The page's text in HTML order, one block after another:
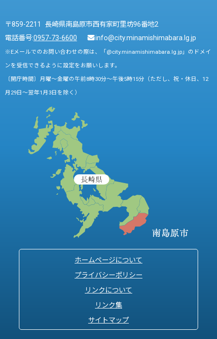
〒859-2211 長崎県南島原市西有家町里坊96番地2
電話番号:0957-73-6600 info@city.minamishimabara.lg.jp
※Eメールでのお問い合わせの際は、「@city.minamishimabara.lg.jp」のドメイ
ンを受信できるように設定をお願いします。
〔開庁時間〕月曜～金曜の午前8時30分～午後5時15分（ただし、祝・休日、12
月29日～翌年1月3日を除く）
ホームページについて
プライバシーポリシー
リンクについて
リンク集
サイトマップ